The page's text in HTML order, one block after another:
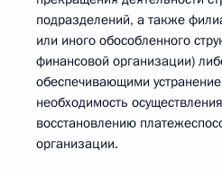
подразделений, а также
или иного обособленного
финансовой организации)
обеспечивающими
необходимость
восстановлению
организации.